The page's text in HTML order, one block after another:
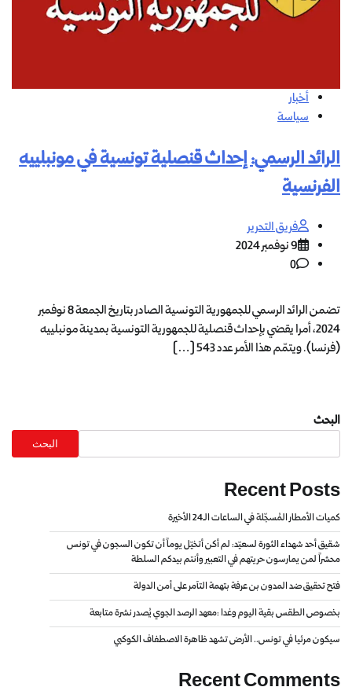
أخبار
سياسة
الرائد الرسمي: إحداث قنصلية تونسية في مونبلييه
الفرنسية
فريق التحرير
9 نوفمبر 2024
0
تضمن الرائد الرسمي للجمهورية التونسية الصادر بتاريخ الجمعة 8 نوفمبر
2024، أمرا يقضي بإحداث قنصلية للجمهورية التونسية بمدينة مونبلييه
(فرنسا). ويتمّم هذا الأمر عدد 543 […]
البحث
البحث
Recent Posts
كميات الأمطار المُسجّلة في الساعات الـ24 الأخيرة
شقيق أحد شهداء الثورة لسعيّد: لم أكن أتخيّل يوماً أن تكون السجون في تونس
محشراً لمن يمارسون حريتهم في التعبير وأنتم بيدكم السلطة
فتح تحقيق ضد المدون بن عرفة بتهمة التآمر على أمن الدولة
بخصوص الطقس بقية اليوم وغدا :معهد الرصد الجوي يُصدر نشرة متابعة
سيكون مرئيا في تونس.. الأرض تشهد ظاهرة الاصطفاف الكوكبي
Recent Comments